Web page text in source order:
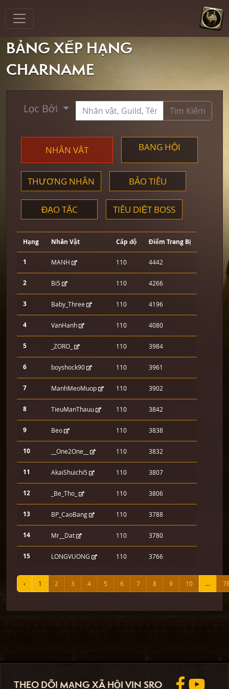
BẢNG XẾP HẠNG
CHARNAME
Lọc Bởi Tìm Kiếm
NHÂN VẬT BANG HỘI
THƯƠNG NHÂN BẢO TIÊU
ĐẠO TẶC TIÊU DIỆT BOSS
Hạng Nhân Vật Cấp độ Điểm Trang Bị
1 MANH 110 4442
2 Bi5 110 4266
3 Baby_Three 110 4196
4 VanHanh 110 4080
5 _ZORO_ 110 3984
6 boyshock90 110 3961
7 ManhMeoMuop 110 3902
8 TieuManThauu 110 3842
9 Beo 110 3838
10 __One2One__ 110 3832
11 AkaiShuichi5 110 3807
12 _Be_Tho_ 110 3806
13 BP_CaoBang 110 3788
14 Mr__Dat 110 3780
15 LONGVUONG 110 3766
‹ 1 2 3 4 5 6 7 8 9 10 ...
THEO DÕI MẠNG XÃ HỘI VIN SRO